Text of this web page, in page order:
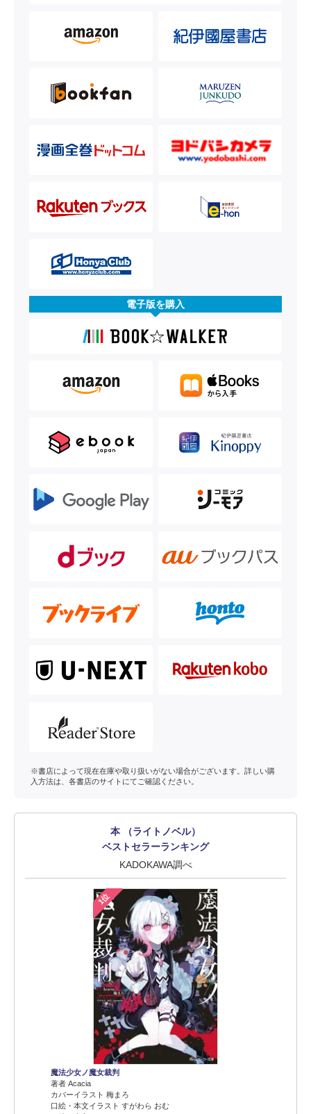
電子版を購入
※書店によって現在在庫や取り扱いがない場合がございます。詳しい購
入方法は、各書店のサイトにてご確認ください。
本 （ライトノベル）
ベストセラーランキング
KADOKAWA調べ
1位
魔法少女ノ魔女裁判
著者 Acacia
カバーイラスト 梅まろ
口絵・本文イラスト すがわら おむ